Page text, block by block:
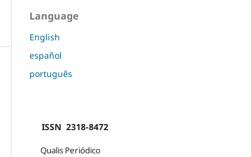
Language
English
español
português
ISSN 2318-8472
Qualis Periódico